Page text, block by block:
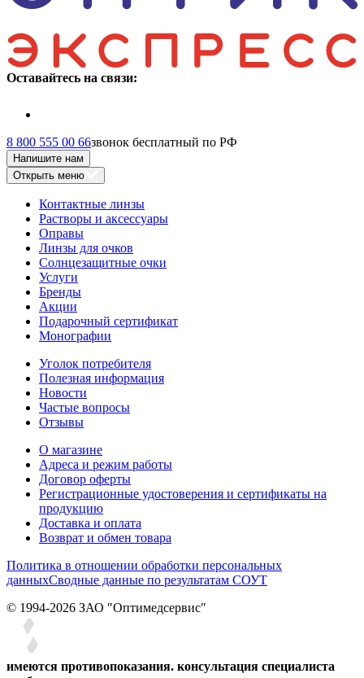
Оставайтесь на связи:
8 800 555 00 66звонок бесплатный по РФ
Напишите нам
Открыть меню
Контактные линзы
Растворы и аксессуары
Оправы
Линзы для очков
Солнцезащитные очки
Услуги
Бренды
Акции
Подарочный сертификат
Монографии
Уголок потребителя
Полезная информация
Новости
Частые вопросы
Отзывы
О магазине
Адреса и режим работы
Договор оферты
Регистрационные удостоверения и сертификаты на
продукцию
Доставка и оплата
Возврат и обмен товара
Политика в отношении обработки персональных
данныхСводные данные по результатам СОУТ
© 1994-2026 ЗАО ″Оптимедсервис″
имеются противопоказания. консультация специалиста